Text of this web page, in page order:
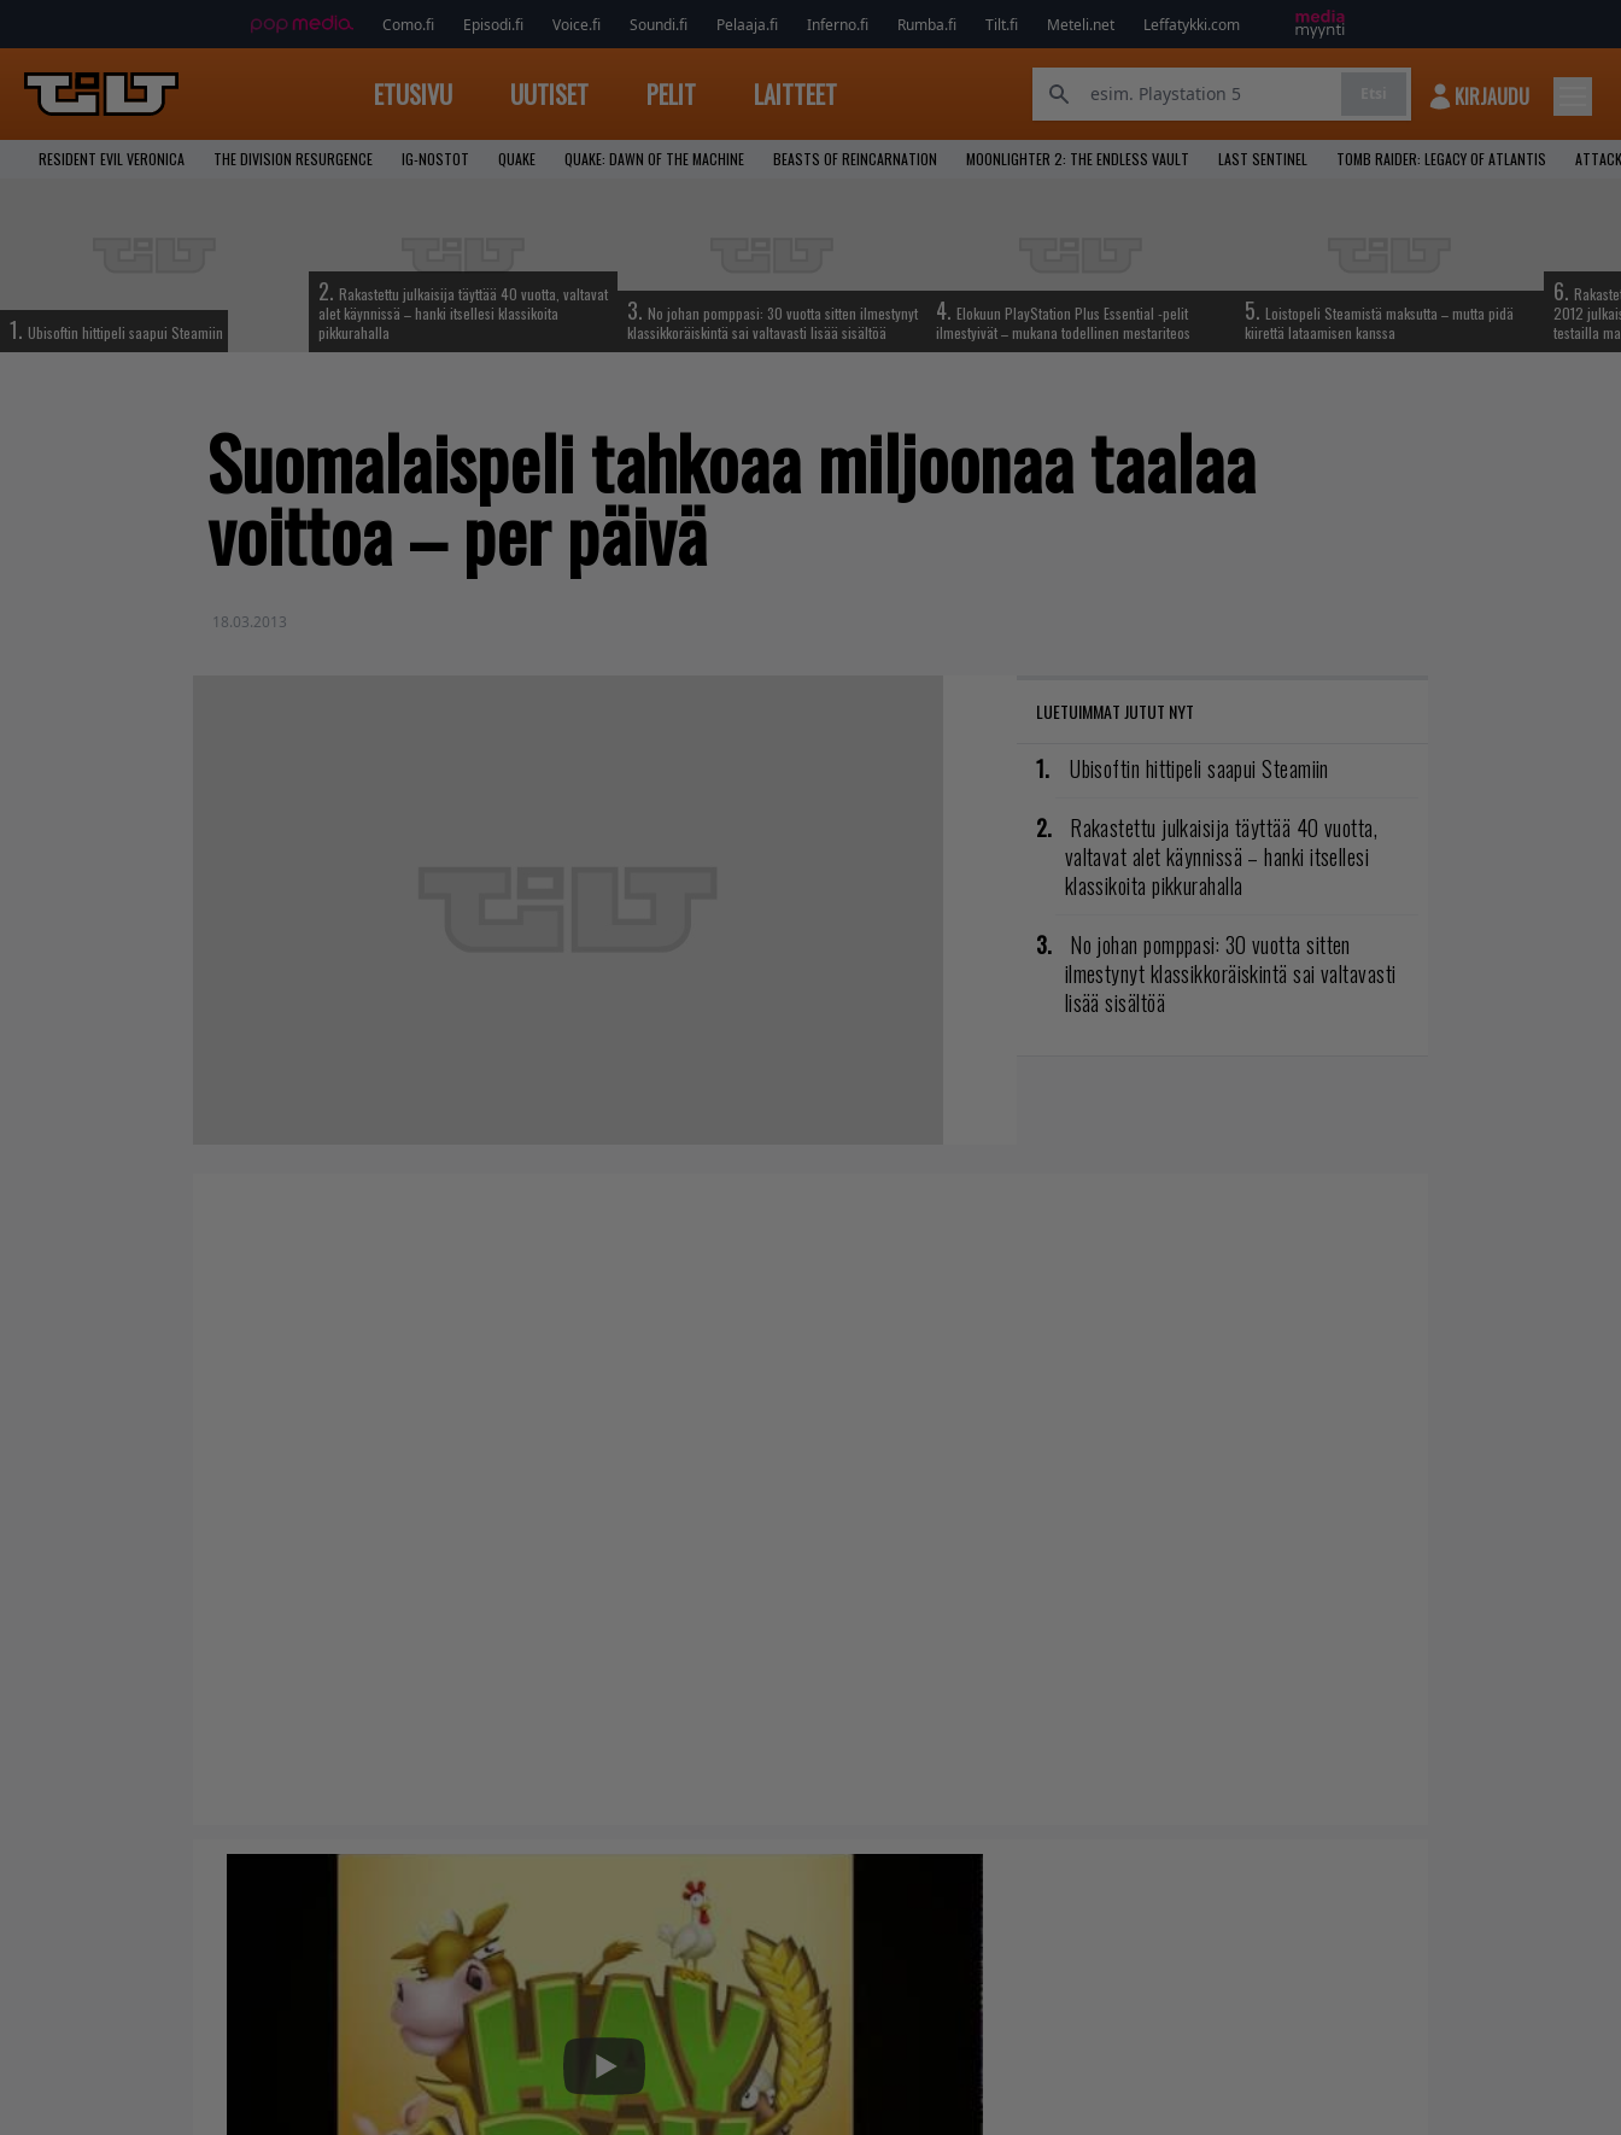
Como.fi Episodi.fi Voice.fi Soundi.fi Pelaaja.fi Inferno.fi Rumba.fi Tilt.fi Meteli.net Leffatykki.com
ETUSIVU UUTISET PELIT LAITTEET KIRJAUDU
RESIDENT EVIL VERONICA THE DIVISION RESURGENCE IG-NOSTOT QUAKE QUAKE: DAWN OF THE MACHINE BEASTS OF REINCARNATION MOONLIGHTER 2: THE ENDLESS VAULT LAST SENTINEL TOMB RAIDER: LEGACY OF ATLANTIS
1. Ubisoftin hittipeli saapui Steamiin
2. Rakastettu julkaisija täyttää 40 vuotta, valtavat
alet käynnissä – hanki itsellesi klassikoita
pikkurahalla
3. No johan pomppasi: 30 vuotta sitten ilmestynyt
klassikkoräiskintä sai valtavasti lisää sisältöä
4. Elokuun PlayStation Plus Essential -pelit
ilmestyivät – mukana todellinen mestariteos
5. Loistopeli Steamistä maksutta – mutta pidä
kiirettä lataamisen kanssa
6.
2012
testailla
Suomalaispeli tahkoaa miljoonaa taalaa
voittoa – per päivä
18.03.2013
LUETUIMMAT JUTUT NYT
Ubisoftin hittipeli saapui Steamiin
Rakastettu julkaisija täyttää 40 vuotta,
valtavat alet käynnissä – hanki itsellesi
klassikoita pikkurahalla
No johan pomppasi: 30 vuotta sitten
ilmestynyt klassikkoräiskintä sai valtavasti
lisää sisältöä